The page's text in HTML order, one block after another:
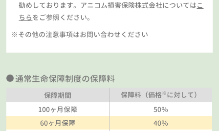
勧めしております。アニコム損害保険株式会社についてはこ
ちらをご参照ください。
※その他の注意事項はお問い合わせください
通常生命保障制度の保障料
保障期間 保障料（価格※に対して）
100ヶ月保障
50％
60ヶ月保障
40％